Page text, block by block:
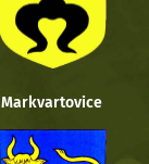
Markvartovice